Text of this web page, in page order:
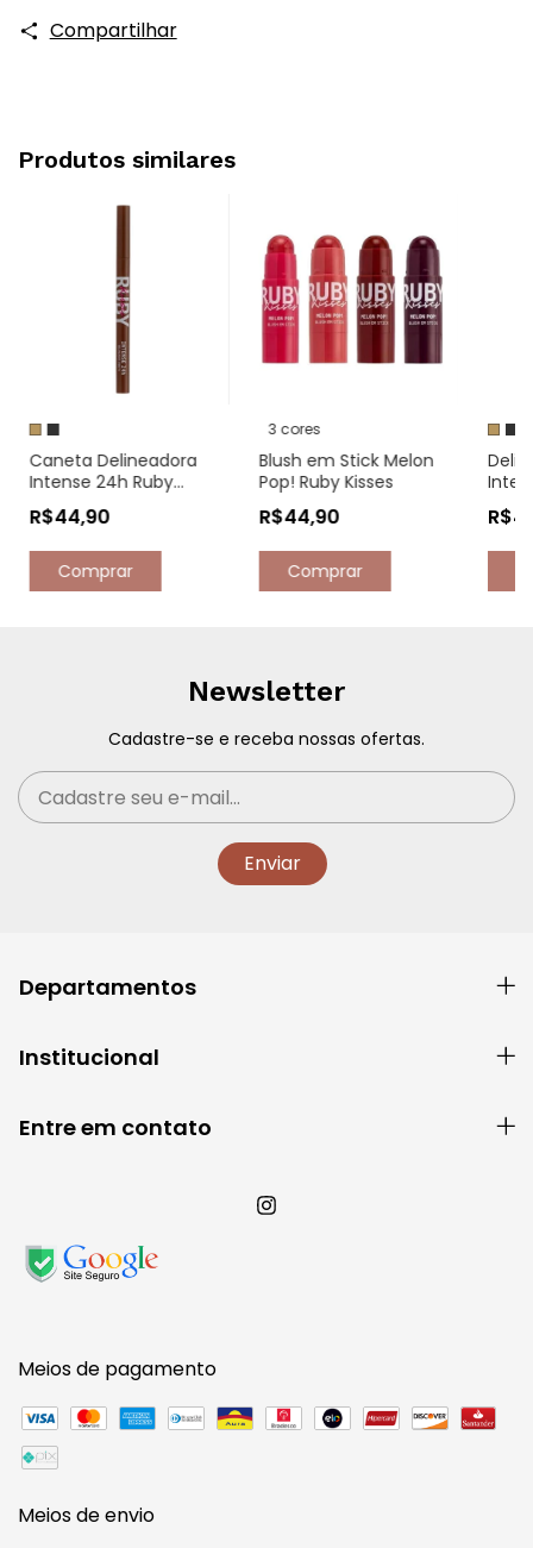
Compartilhar
Produtos similares
Caneta Delineadora
Intense 24h Ruby
Kisses
R$44,90
Comprar
3 cores
Blush em Stick Melon
Pop! Ruby Kisses
R$44,90
Comprar
Newsletter
Cadastre-se e receba nossas ofertas.
Departamentos
Institucional
Entre em contato
Meios de pagamento
Meios de envio